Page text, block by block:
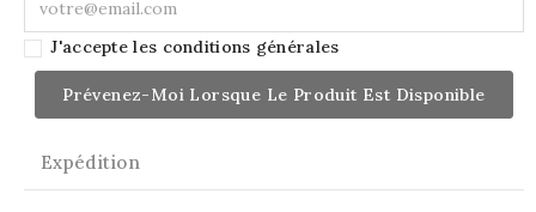
J'accepte les conditions générales
Prévenez-Moi Lorsque Le Produit Est Disponible
Expédition